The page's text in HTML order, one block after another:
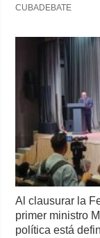
CUBADEBATE
Al clausurar la
primer ministro
política está